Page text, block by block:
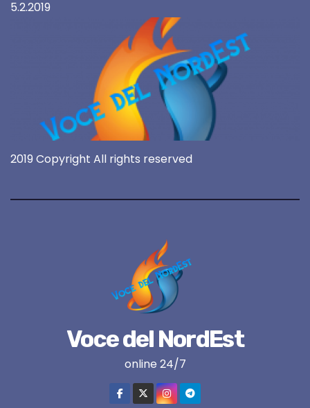
5.2.2019
2019 Copyright All rights reserved
Voce del NordEst
online 24/7